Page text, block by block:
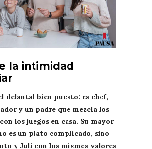
la intimidad
delantal bien puesto: es chef,
y un padre que mezcla los
los juegos en casa. Su mayor
es un plato complicado, sino
y Juli con los mismos valores